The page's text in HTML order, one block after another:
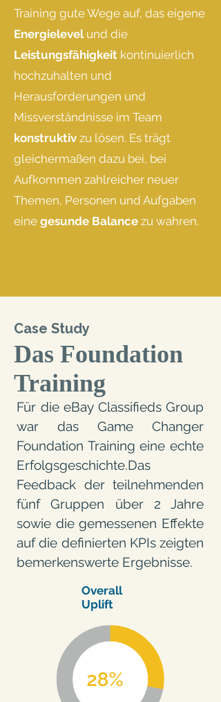
Training gute Wege auf, das eigene
Energielevelund die
Leistungsfähigkeit kontinuierlich
hochzuhalten und
Herausforderungen und
Missverständnisse im Team
konstruktiv zu lösen. Es trägt
gleichermaßen dazu bei, bei
Aufkommen zahlreicher neuer
Themen, Personen und Aufgaben
eine gesunde Balance zu wahren.
Case Study
Das Foundation
Training
Für die eBay Classifieds Group
war das Game Changer
Foundation Training eine echte
Erfolgsgeschichte.Das
Feedback der teilnehmenden
fünf Gruppen über 2 Jahre
sowie die gemessenen Effekte
auf die definierten KPIs zeigten
bemerkenswerte Ergebnisse.
Overall
Uplift